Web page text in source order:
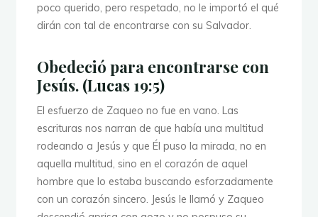
poco querido, pero respetado, no le importó el qué
dirán con tal de encontrarse con su Salvador.
Obedeció para encontrarse con
Jesús. (Lucas 19:5)
El esfuerzo de Zaqueo no fue en vano. Las
escrituras nos narran de que había una multitud
rodeando a Jesús y que Él puso la mirada, no en
aquella multitud, sino en el corazón de aquel
hombre que lo estaba buscando esforzadamente
con un corazón sincero. Jesús le llamó y Zaqueo